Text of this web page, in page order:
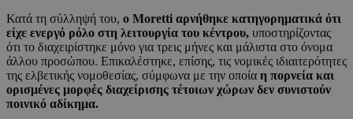
Κατά τη σύλληψή του, ο Moretti αρνήθηκε κατηγορηματικά ότι
είχε ενεργό ρόλο στη λειτουργία του κέντρου, υποστηρίζοντας
ότι το διαχειρίστηκε μόνο για τρεις μήνες και μάλιστα στο όνομα
άλλου προσώπου. Επικαλέστηκε, επίσης, τις νομικές ιδιαιτερότητες
της ελβετικής νομοθεσίας, σύμφωνα με την οποία η πορνεία και
ορισμένες μορφές διαχείρισης τέτοιων χώρων δεν συνιστούν
ποινικό αδίκημα.